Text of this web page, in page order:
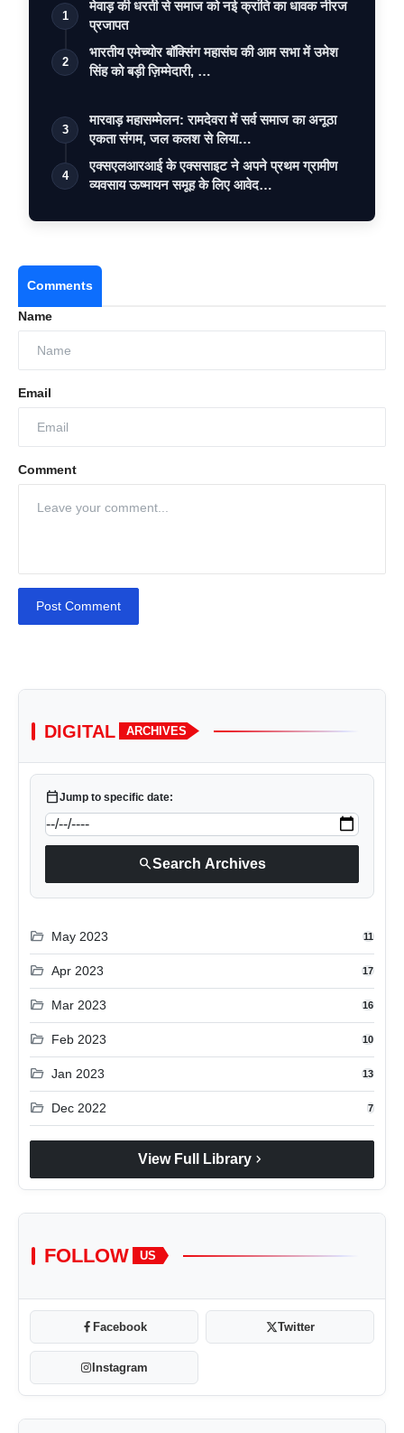
1
मेवाड़ की धरती से समाज को नई क्रांति का धावक नीरज
प्रजापत
2
भारतीय एमेच्योर बॉक्सिंग महासंघ की आम सभा में उमेश
सिंह को बड़ी ज़िम्मेदारी, …
3
मारवाड़ महासम्मेलन: रामदेवरा में सर्व समाज का अनूठा
एकता संगम, जल कलश से लिया…
4
एक्सएलआरआई के एक्ससाइट ने अपने प्रथम ग्रामीण
व्यवसाय ऊष्मायन समूह के लिए आवेद…
Comments
Name
Email
Comment
Post Comment
DIGITAL ARCHIVES
calendar_todayJump to specific date:
searchSearch Archives
folder_open May 2023 11
folder_open Apr 2023 17
folder_open Mar 2023 16
folder_open Feb 2023 10
folder_open Jan 2023 13
folder_open Dec 2022 7
View Full Library chevron_right
FOLLOW US
Facebook Twitter
Instagram